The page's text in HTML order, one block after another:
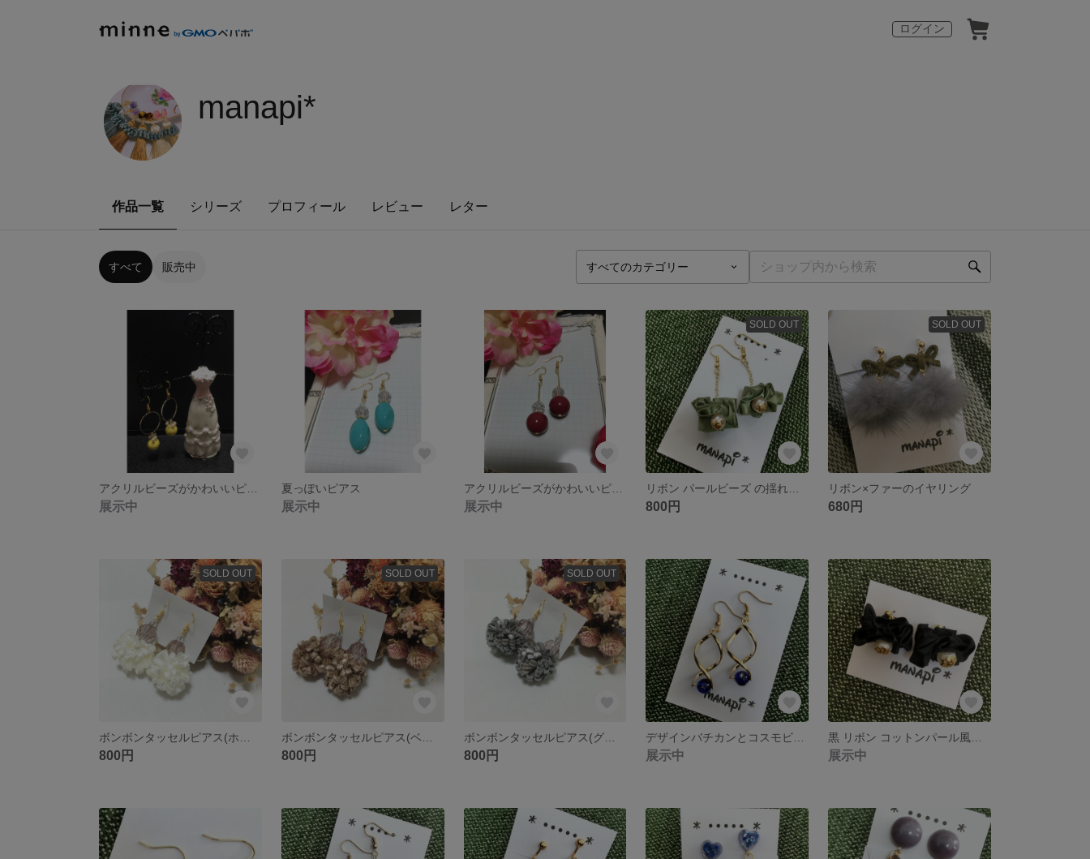
ログイン
manapi*
作品一覧 シリーズ プロフィール レビュー レター
すべて 販売中
展示中
夏っぽいピアス
展示中
アクリルビーズがかわいいピアス
展示中
SOLD OUT
800円
SOLD OUT
リボン×ファーのイヤリング
680円
SOLD OUT
800円
SOLD OUT
800円
SOLD OUT
ボンボンタッセルピアス(グレー)
800円 展示中 展示中